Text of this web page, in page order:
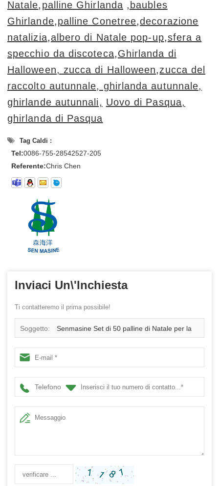
Natale, palline Ghirlanda ,baubles
Ghirlande,palline Conetree,decorazione
natalizia,albero di Natale pop-up,sfera a
specchio da discoteca,Ghirlanda di
Halloween, zucca di Halloween,zucca del
raccolto autunnale, ghirlanda autunnale,
ghirlande autunnali, Uovo di Pasqua,
ghirlanda di Pasqua
Tag Caldi :
Tel:0086-755-28542527-205
Referente:Chris Chen
Inviaci Un\'inchiesta
Ti contatteremo il prima possibile!
Soggetto: Senmasine Set di 50 palline di Natale per la
decorazione dell'albero delle vacanze, ornamenti verdi
bianchi da 60 mm
Telefono